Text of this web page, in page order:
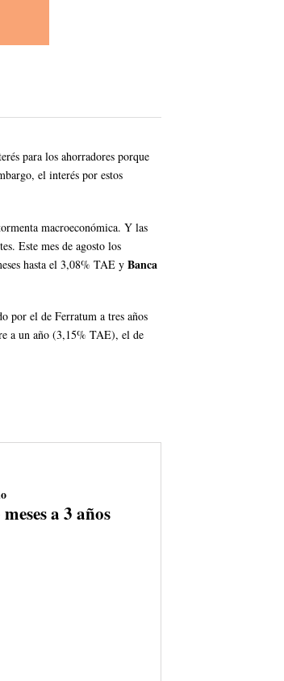
para los ahorradores porque
el interés por estos
macroeconómica. Y las
Este mes de agosto los
hasta el 3,08% TAE y Banca
por el de Ferratum a tres años
a un año (3,15% TAE), el de
a 3 años